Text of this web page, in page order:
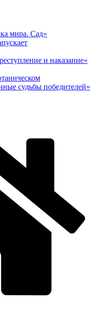
мира. Сад»
и наказание»
судьбы победителей»